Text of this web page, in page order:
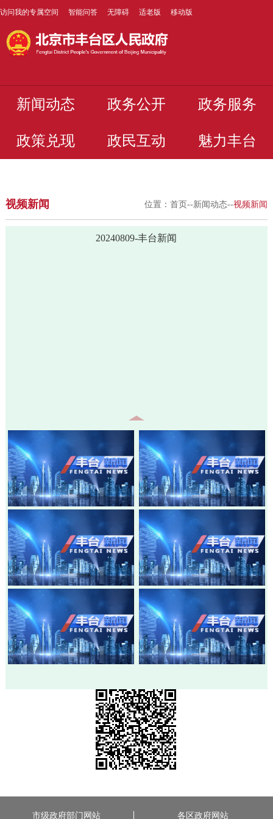
访问我的专属空间 智能问答 无障碍 适老版 移动版
新闻动态 政务公开 政务服务
政策兑现 政民互动 魅力丰台
视频新闻 位置：首页--新闻动态--视频新闻
20240809-丰台新闻
20260805-丰台新闻
20260803-丰台新闻
20260730-丰台新闻
20260728-丰台新闻
20260724-丰台新闻
市级政府部门网站 各区政府网站